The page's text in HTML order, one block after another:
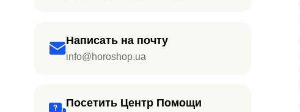
Написать на почту
info@horoshop.ua
Посетить Центр Помощи